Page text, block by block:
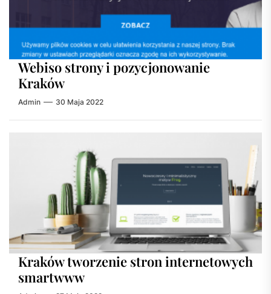
Webiso strony i pozycjonowanie
Kraków
Admin 30 Maja 2022
Kraków tworzenie stron internetowych
smartwww